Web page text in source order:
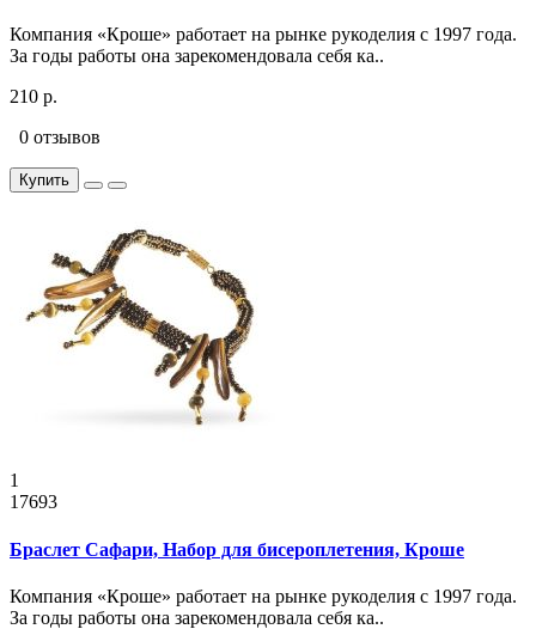
Компания «Кроше» работает на рынке рукоделия с 1997 года.
За годы работы она зарекомендовала себя ка..
210 р.
0 отзывов
Купить
1
17693
Браслет Сафари, Набор для бисероплетения, Кроше
Компания «Кроше» работает на рынке рукоделия с 1997 года.
За годы работы она зарекомендовала себя ка..